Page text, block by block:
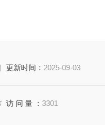
更新时间： 2025-09-03
访 问 量 ：3301